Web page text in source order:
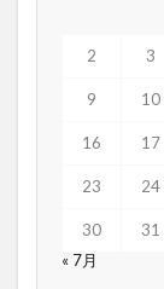
2 3
9 10
16 17
23 24
30
31
« 7月